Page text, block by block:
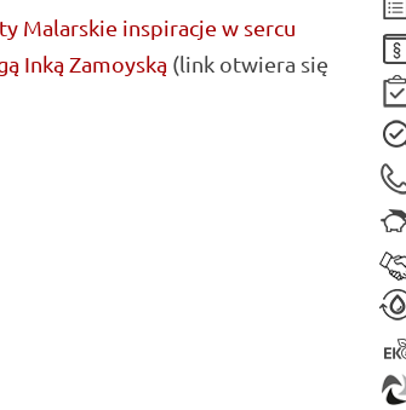
Malarskie inspiracje w sercu
Inką Zamoyską (link otwiera się